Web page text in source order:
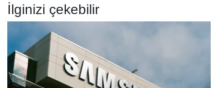
İlginizi çekebilir